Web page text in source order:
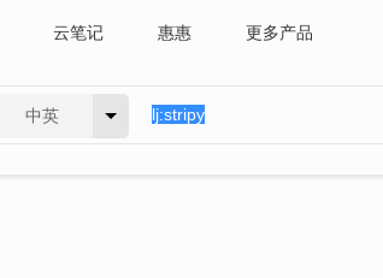
云笔记 惠惠 更多产品
中英